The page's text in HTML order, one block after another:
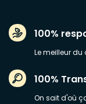
100%
Le meilleur
100%
On sait d'où